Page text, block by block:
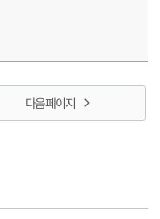
다음 페이지